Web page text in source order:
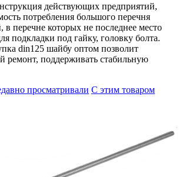
действующих предприятий,
потребления большого перечня
перечне которых не последнее место
подкладки под гайку, головку болта.
din125 шайбу оптом позволит
ремонт, поддерживать стабильную
просматривали С этим товаром